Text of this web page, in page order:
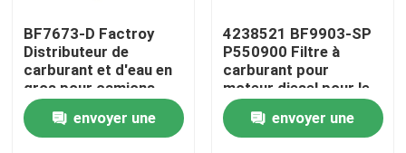
Nous contacter
Nouvelles
BF7673-D Factroy
Distributeur de
carburant et d'eau en
gros pour camions
lourds RE50455
RE58367 156-1200
RE62418 P550351
envoyer une
4238521 BF9903-SP
P550900 Filtre à
carburant pour
moteur diesel pour le
CAT
envoyer une